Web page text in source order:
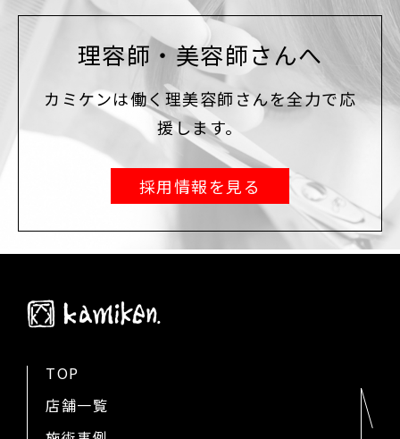
理容師・美容師さんへ
カミケンは働く理美容師さんを全力で応
援します。
採用情報を見る
TOP
店舗一覧